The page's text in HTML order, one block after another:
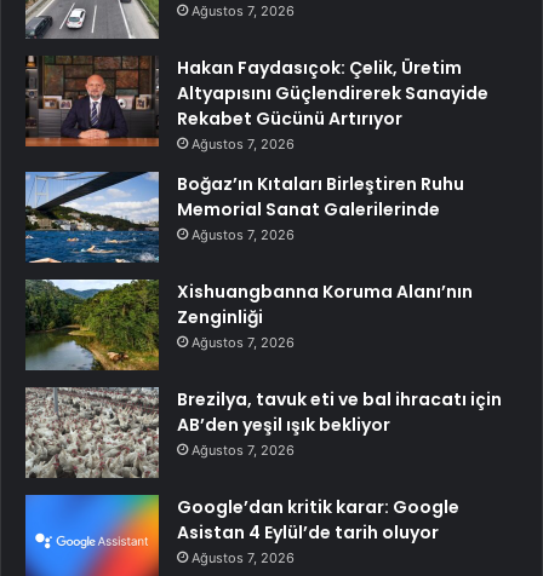
Ağustos 7, 2026
Hakan Faydasıçok: Çelik, Üretim
Altyapısını Güçlendirerek Sanayide
Rekabet Gücünü Artırıyor
Ağustos 7, 2026
Boğaz’ın Kıtaları Birleştiren Ruhu
Memorial Sanat Galerilerinde
Ağustos 7, 2026
Xishuangbanna Koruma Alanı’nın
Zenginliği
Ağustos 7, 2026
Brezilya, tavuk eti ve bal ihracatı için
AB’den yeşil ışık bekliyor
Ağustos 7, 2026
Google’dan kritik karar: Google
Asistan 4 Eylül’de tarih oluyor
Ağustos 7, 2026